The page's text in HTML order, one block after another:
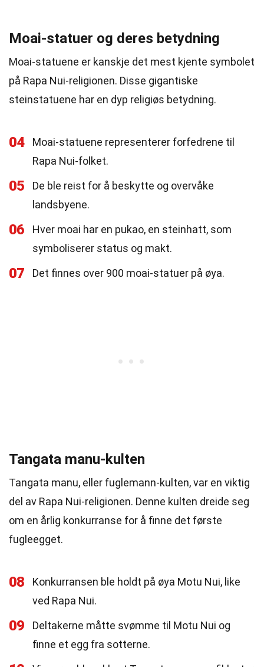
Moai-statuer og deres betydning
Moai-statuene er kanskje det mest kjente symbolet
på Rapa Nui-religionen. Disse gigantiske
steinstatuene har en dyp religiøs betydning.
04
Moai-statuene representerer forfedrene til
Rapa Nui-folket.
05
De ble reist for å beskytte og overvåke
landsbyene.
06
Hver moai har en pukao, en steinhatt, som
symboliserer status og makt.
07 Det finnes over 900 moai-statuer på øya.
Tangata manu-kulten
Tangata manu, eller fuglemann-kulten, var en viktig
del av Rapa Nui-religionen. Denne kulten dreide seg
om en årlig konkurranse for å finne det første
fugleegget.
08
Konkurransen ble holdt på øya Motu Nui, like
ved Rapa Nui.
09
Deltakerne måtte svømme til Motu Nui og
finne et egg fra sotterne.